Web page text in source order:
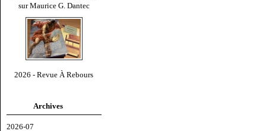
sur Maurice G. Dantec
2026 - Revue À Rebours
Archives
2026-07